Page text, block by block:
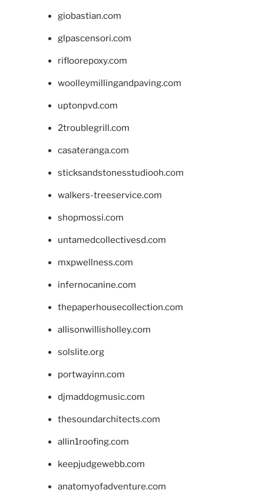
giobastian.com
glpascensori.com
rifloorepoxy.com
woolleymillingandpaving.com
uptonpvd.com
2troublegrill.com
casateranga.com
sticksandstonesstudiooh.com
walkers-treeservice.com
shopmossi.com
untamedcollectivesd.com
mxpwellness.com
infernocanine.com
thepaperhousecollection.com
allisonwillisholley.com
solslite.org
portwayinn.com
djmaddogmusic.com
thesoundarchitects.com
allin1roofing.com
keepjudgewebb.com
anatomyofadventure.com